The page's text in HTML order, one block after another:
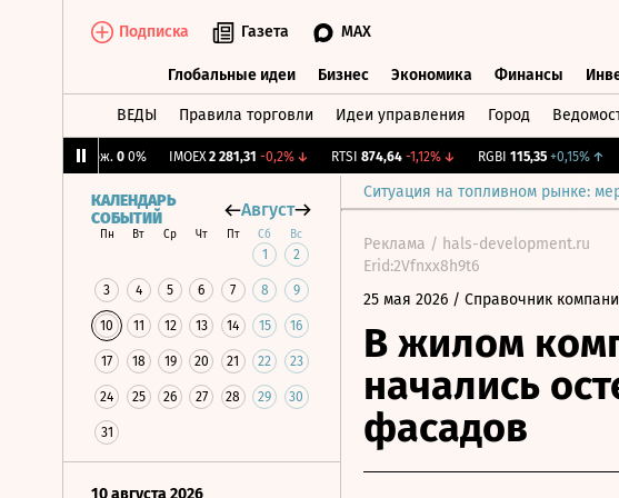
Подписка Газета MAX
Глобальные идеи Бизнес Экономика Финансы
ВЕДЫ Правила торговли Идеи управления Город
0 0% IMOEX 2 281,31 -0,2%↓ RTSI 874,64 -1,12%↓ RGBI 115,35 +0,15%↑
Ситуация на топливном рынке:
КАЛЕНДАРЬ
СОБЫТИЙ
Август
Пн Вт Ср Чт Пт Сб Вс
1 2
3 4 5 6 7 8 9
10 11 12 13 14 15 16
17 18 19 20 21 22 23
24 25 26 27 28 29 30
31
10 августа 2026
Реклама / hals-development.ru
Erid:2Vfnxx8h9t6
25 мая 2026 / Справочник
В жилом
начались
фасадов